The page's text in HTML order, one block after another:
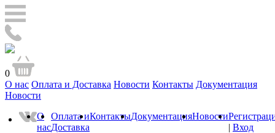
0
О нас Оплата и Доставка Новости Контакты Документация
Новости
О
нас
Оплата и
Доставка
КонтактыДокументацияНовости
| Вход